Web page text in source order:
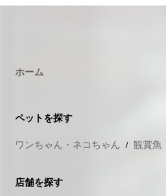
ホーム
ペットを探す
ワンちゃん・ネコちゃん 観賞魚
店舗を探す